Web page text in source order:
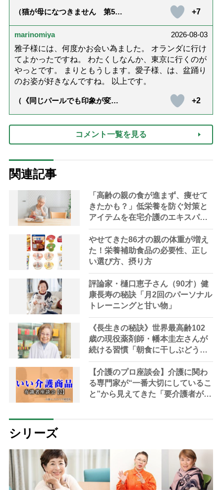
（猫が母になつきません 第500
+7
marinomiya
2026-08-03
雅子様には、何度かお会い為ました。 オランダに行け
てよかったですね。 わたくしなんか、東京に行くのが
やっとです。 まりともうします。愛子様、は、盆踊り
のお姿が好きなんですね。 以上です。
（《同じパールでも印象が変
の夏ネックレス」上品＆涼しげ
に見せる4つの法則）
+2
コメント一覧を見る
関連記事
「高齢の親の食が進まず、痩せて
きたかも？」低栄養を防ぐ対策と
アイテムを在宅介護のエキスパー
トが解説
やせてきた86才の親の体重が増え
た！栄養補助食品の必要性、正し
い選び方、摂り方
評論家・樋口恵子さん（90才）健
康長寿の秘訣「月2回のパーソナル
トレーニングと甘い物」
《長生きの秘訣》世界最高齢102
歳の現役薬剤師・幡本圭左さんが
続ける習慣「朝食に干しぶどう入
りヨーグルト」「毎朝ベッドで10
分の体操」
【介護のプロ座談会】介護に関わ
る専門家が“一番大切にしているこ
と”から見えてきた「要介護者が本
シリーズ